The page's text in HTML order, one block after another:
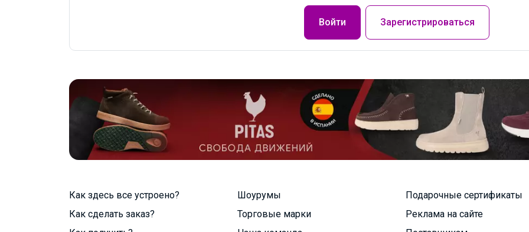
Войти Зарегистрироваться
Как здесь все устроено?
Как сделать заказ?
Шоурумы
Торговые марки
Подарочные сертификаты
Реклама на сайте